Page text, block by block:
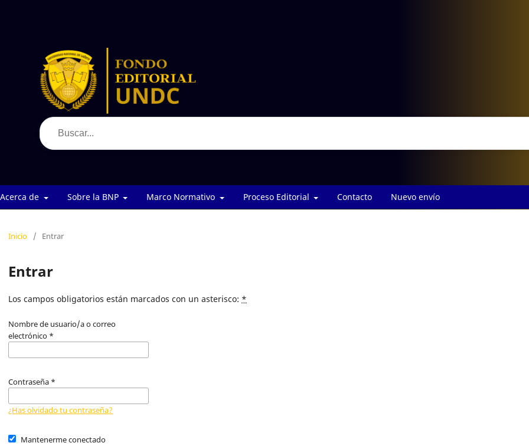
Acerca de Sobre la BNP Marco Normativo Proceso Editorial Contacto Nuevo envío
Inicio / Entrar
Entrar
Los campos obligatorios están marcados con un asterisco: *
Nombre de usuario/a o correo
electrónico *
Contraseña *
¿Has olvidado tu contraseña?
Mantenerme conectado